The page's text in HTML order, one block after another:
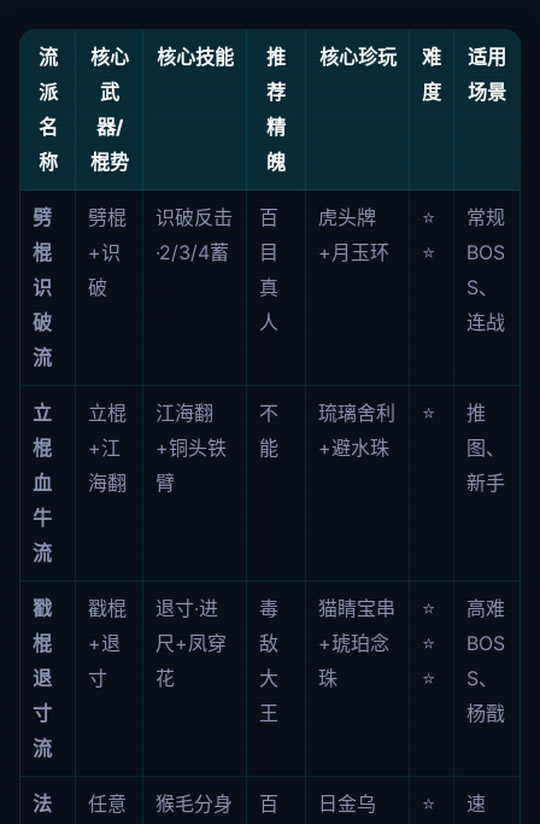
流
派
名
称
核心
武
器/
棍势
核心技能
推
荐
精
魄
核心珍玩
难
度
适用
场景
劈
棍
识
破
流
劈棍
+识
破
识破反击
·2/3/4蓄
百
目
真
人
虎头牌
+月玉环
⭐
⭐
常规
BOS
S、
连战
立
棍
血
牛
流
立棍
+江
海翻
江海翻
+铜头铁
臂
不
能
琉璃舍利
+避水珠
⭐
推
图、
新手
戳
棍
退
寸
流
戳棍
+退
寸
退寸·进
尺+凤穿
花
毒
敌
大
王
猫睛宝串
+琥珀念
珠
⭐
⭐
⭐
高难
BOS
S、
杨戬
法
任意
猴毛分身
百
日金乌
⭐
速